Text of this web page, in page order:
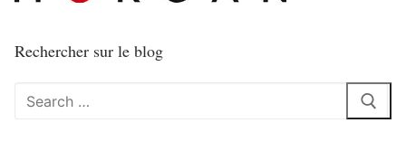
Rechercher sur le blog
Rechercher